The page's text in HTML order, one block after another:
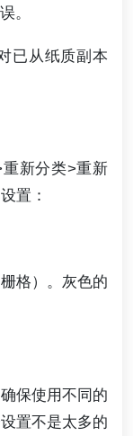
。
已从纸质副本
新分类>重新
置：
格）。灰色的
保使用不同的
置不是太多的